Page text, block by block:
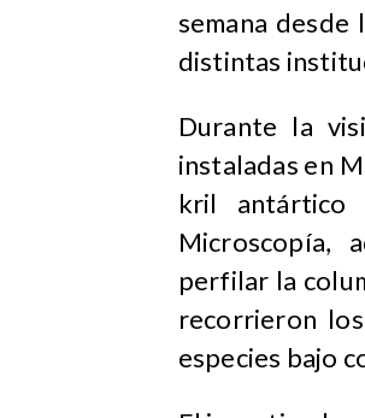
semana
distintas
Durante la
instaladas en
kril antártico
Microscopía,
perfilar la
recorrieron
especies bajo